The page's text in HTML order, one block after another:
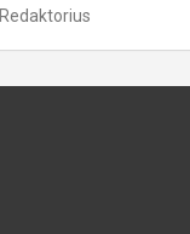
Redaktorius